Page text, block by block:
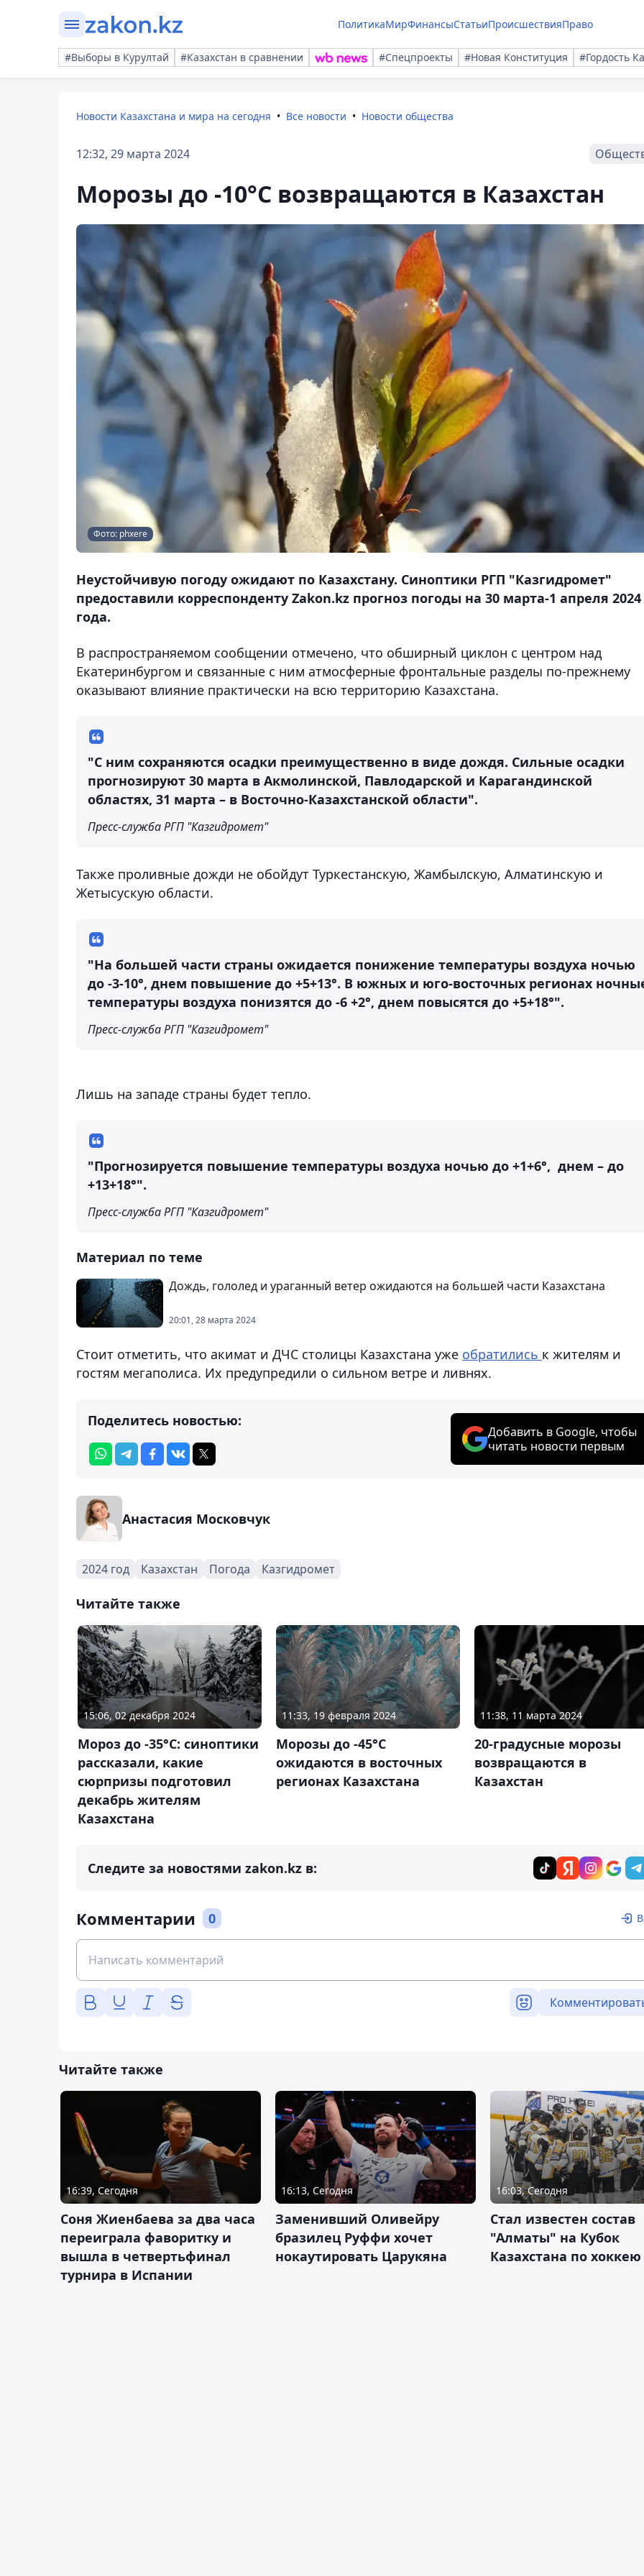
ПолитикаМирФинансыСтатьиПроисшествияПраво
#Выборы в Курултай #Казахстан в сравнении #Спецпроекты #Новая Конституция #Гордость
Новости Казахстана и мира на сегодня Все новости Новости общества
12:32, 29 марта 2024
Морозы до -10°C возвращаются в Казахстан
Фото: phxere
Неустойчивую погоду ожидают по Казахстану. Синоптики РГП "Казгидромет"
предоставили корреспонденту Zakon.kz прогноз погоды на 30 марта-1 апреля 2024
года.
В распространяемом сообщении отмечено, что обширный циклон с центром над
Екатеринбургом и связанные с ним атмосферные фронтальные разделы по-прежнему
оказывают влияние практически на всю территорию Казахстана.
"С ним сохраняются осадки преимущественно в виде дождя. Сильные осадки
прогнозируют 30 марта в Акмолинской, Павлодарской и Карагандинской
областях, 31 марта – в Восточно-Казахстанской области".
Пресс-служба РГП "Казгидромет"
Также проливные дожди не обойдут Туркестанскую, Жамбылскую, Алматинскую и
Жетысускую области.
"На большей части страны ожидается понижение температуры воздуха ночью
до -3-10°, днем повышение до +5+13°. В южных и юго-восточных регионах
температуры воздуха понизятся до -6 +2°, днем повысятся до +5+18°".
Пресс-служба РГП "Казгидромет"
Лишь на западе страны будет тепло.
"Прогнозируется повышение температуры воздуха ночью до +1+6°, днем – до
+13+18°".
Пресс-служба РГП "Казгидромет"
Материал по теме
Дождь, гололед и ураганный ветер ожидаются на большей части Казахстана
20:01, 28 марта 2024
Стоит отметить, что акимат и ДЧС столицы Казахстана уже обратились к жителям и
гостям мегаполиса. Их предупредили о сильном ветре и ливнях.
Поделитесь новостью:
Добавить в Google, чтобы
читать новости первым
Анастасия Московчук
2024 год Казахстан Погода Казгидромет
Читайте также
15:06, 02 декабря 2024
Мороз до -35°С: синоптики
рассказали, какие
сюрпризы подготовил
декабрь жителям
Казахстана
11:33, 19 февраля 2024
Морозы до -45°C
ожидаются в восточных
регионах Казахстана
11:38, 11 марта 2024
20-градусные морозы
возвращаются в
Казахстан
Следите за новостями zakon.kz в:
Комментарии 0
Читайте также
16:39, Сегодня
Соня Жиенбаева за два часа
переиграла фаворитку и
вышла в четвертьфинал
турнира в Испании
16:13, Сегодня
Заменивший Оливейру
бразилец Руффи хочет
нокаутировать Царукяна
16:03, Сегодня
Стал известен состав
"Алматы" на Кубок
Казахстана по хоккею